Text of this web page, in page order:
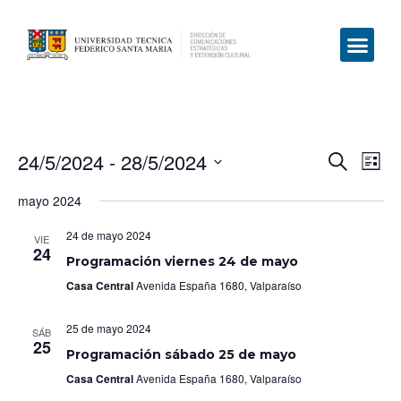
Search
List
24/5/2024 - 28/5/2024
mayo 2024
VIE
24
24 de mayo 2024
Programación viernes 24 de mayo
Casa CentralAvenida España 1680, Valparaíso
SÁB
25
25 de mayo 2024
Programación sábado 25 de mayo
Casa CentralAvenida España 1680, Valparaíso